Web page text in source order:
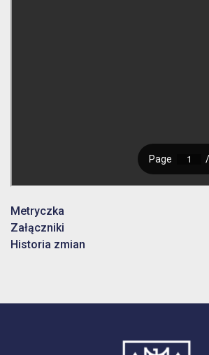
Metryczka
Załączniki
Historia zmian